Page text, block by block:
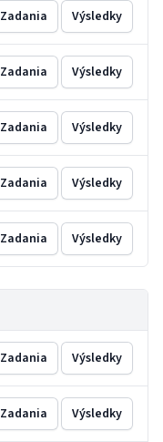
Zadania Výsledky
Zadania Výsledky
Zadania Výsledky
Zadania Výsledky
Zadania Výsledky
Zadania Výsledky
Zadania Výsledky